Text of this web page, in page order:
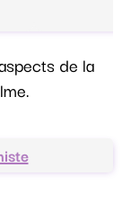
de la